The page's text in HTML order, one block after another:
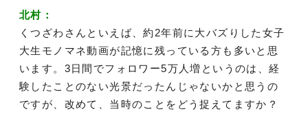
北村：
くつざわさんといえば、約2年前に大バズりした女子
大生モノマネ動画が記憶に残っている方も多いと思
います。3日間でフォロワー5万人増というのは、経
験したことのない光景だったんじゃないかと思うの
ですが、改めて、当時のことをどう捉えてますか？